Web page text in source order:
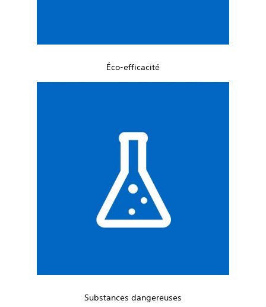
Éco-efficacité
Substances dangereuses